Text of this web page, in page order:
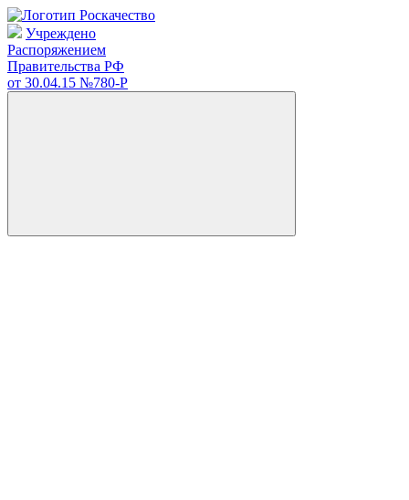
Учреждено
Распоряжением
Правительства РФ
от 30.04.15 №780-Р